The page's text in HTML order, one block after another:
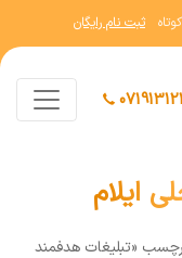
ثبت نام رایگان
ایلام
«تبلیغات هدفمند